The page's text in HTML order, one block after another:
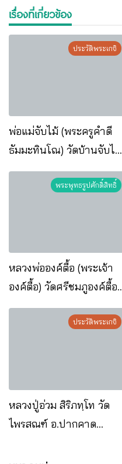
เรื่องที่เกี่ยวข้อง
ประวัติพระเกจิ
พ่อแม่จับไม้ (พระครูคำดี
ธัมมะทินโณ) วัดบ้านจับไม้
อ.โพนพิสัย จ.หนองคาย
พระพุทธรูปศักดิ์สิทธิ์
หลวงพ่อองค์ตื้อ (พระเจ้า
องค์ตื้อ) วัดศรีชมภูองค์ตื้อ
อ.ท่าบ่อ จ.หนองคาย
ประวัติพระเกจิ
หลวงปู่อ่วม สิริภทฺโท วัด
ไพรสณฑ์ อ.ปากคาด